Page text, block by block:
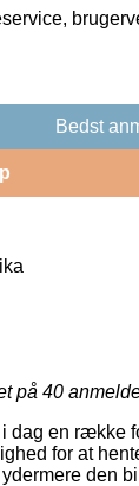
Bedst
på 40
dag en række
for at
den